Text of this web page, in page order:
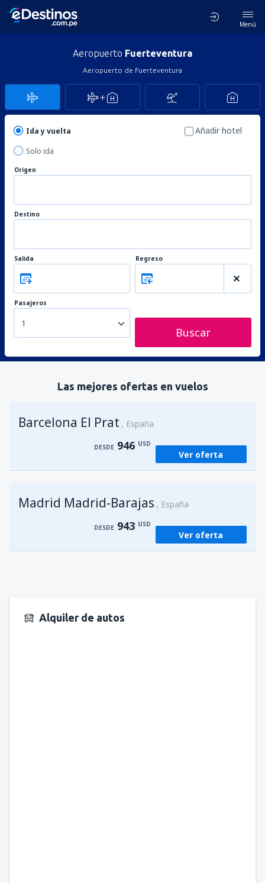
Menú
Aeropuerto Fuerteventura
Aeropuerto de Fuerteventura
Ida y vuelta
Solo ida
Añadir hotel
Origen
Destino
Salida Regreso
Pasajeros
1
Buscar
Las mejores ofertas en vuelos
Barcelona El Prat España
DESDE 946 USD
Ver oferta
Madrid Madrid-Barajas España
DESDE 943 USD
Ver oferta
Alquiler de autos